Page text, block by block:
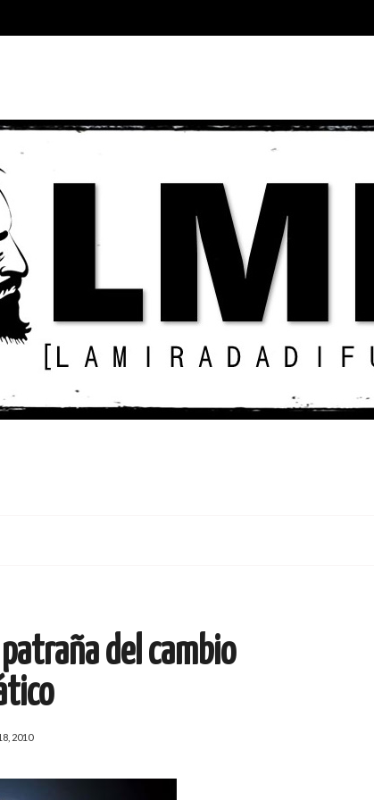
patraña del cambio
2010